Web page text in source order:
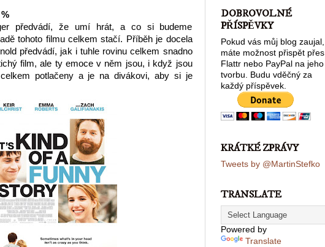
předvádí, že umí hrát, a co si budeme
tohoto filmu celkem stačí. Příběh je docela
předvádí, jak i tuhle rovinu celkem snadno
film, ale ty emoce v něm jsou, i když jsou
potlačeny a je na divákovi, aby si je
DOBROVOLNÉ
PŘÍSPĚVKY
Pokud vás můj blog zaujal,
máte možnost přispět přes
Flattr nebo PayPal na jeho
tvorbu. Budu vděčný za
každý příspěvek.
KRÁTKÉ ZPRÁVY
Tweets by @MartinStefko
TRANSLATE
Powered by
Translate